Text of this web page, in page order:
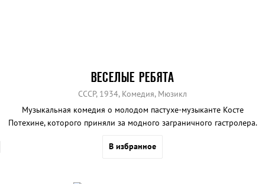
ВЕСЕЛЫЕ РЕБЯТА
СССР, 1934, Комедия, Мюзикл
Музыкальная комедия о молодом пастухе-музыканте Косте
Потехине, которого приняли за модного заграничного гастролера.
В избранное